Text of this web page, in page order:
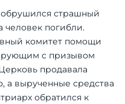
обрушился страшный
человек погибли.
комитет помощи
с призывом
продавала
а вырученные средства
обратился к